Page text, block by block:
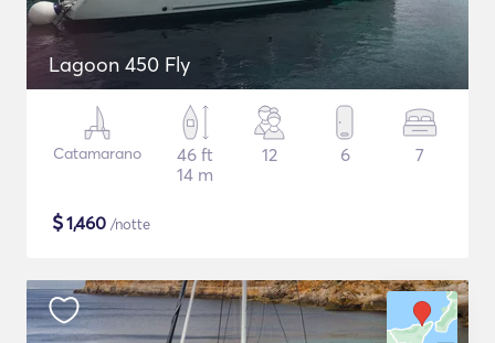
Lagoon 450 Fly
Catamarano
46 ft
14 m
12 6 7
$1,460 /notte